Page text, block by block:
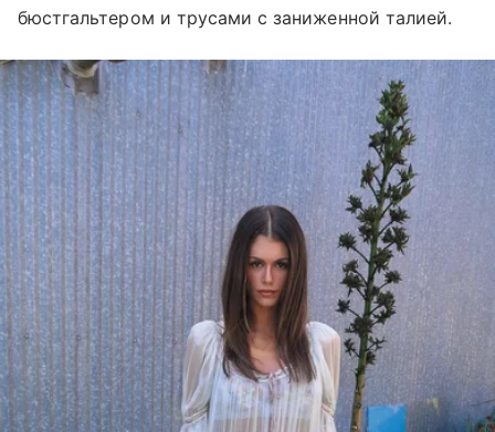
бюстгальтером и трусами с заниженной талией.